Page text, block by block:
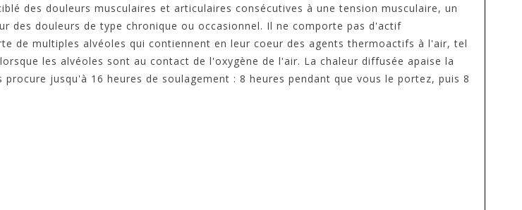
des douleurs musculaires et articulaires consécutives à une tension musculaire, un
des douleurs de type chronique ou occasionnel. Il ne comporte pas d'actif
de multiples alvéoles qui contiennent en leur coeur des agents thermoactifs à l'air, tel
les alvéoles sont au contact de l'oxygène de l'air. La chaleur diffusée apaise la
jusqu'à 16 heures de soulagement : 8 heures pendant que vous le portez, puis 8